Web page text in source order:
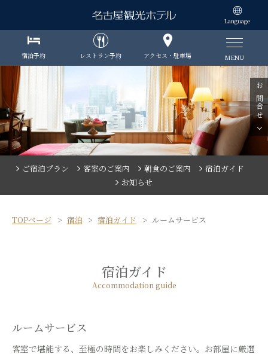
Language
宿泊予約 レストラン予約 アクセス・駐車場 MENU
ご宿泊プラン 客室のご案内 朝食のご案内
宿泊ガイド
お知らせ
TOPページ 宿泊 宿泊ガイド ルームサービス
宿泊ガイド
Accommodation guide
ルームサービス
客室で堪能する、至極の時間をお楽しみください。お部屋に厳選
お問合せ